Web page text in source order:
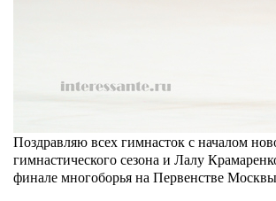
Поздравляю всех гимнасток с началом
гимнастического сезона и Лалу
финале многоборья на Первенстве